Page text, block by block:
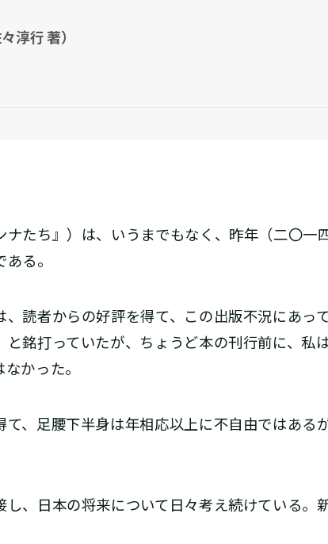
淳行 著）
たち』）は、いうまでもなく、昨年（二〇一
る。
、読者からの好評を得て、この出版不況にあっ
銘打っていたが、ちょうど本の刊行前に、私
かった。
、足腰下半身は年相応以上に不自由ではある
、日本の将来について日々考え続けている。